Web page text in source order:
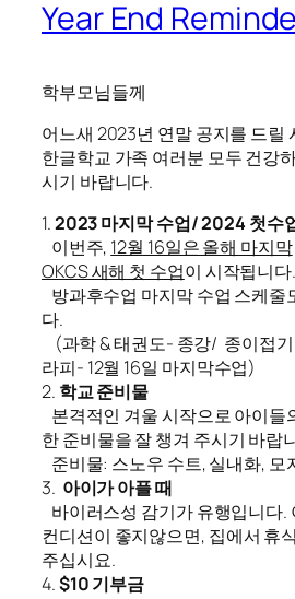
Year End
학부모님들께
어느새 2023년 연말 공지를 드릴
한글학교 가족 여러분 모두 건강
시기 바랍니다.
1.2023 마지막 수업/ 2024 첫수
이번주, 12월 16일은 올해 마지막
OKCS 새해 첫 수업이 시작됩니다.
방과후수업 마지막 수업 스케줄
다.
(과학 & 태권도- 종강/ 종이접
라피- 12월 16일 마지막수업)
2. 학교 준비물
본격적인 겨울 시작으로 아이들
한 준비물을 잘 챙겨 주시기 바랍
준비물: 스노우 수트, 실내화, 모
3. 아이가 아플 때
바이러스성 감기가 유행입니다.
컨디션이 좋지않으면, 집에서 휴
주십시요.
4.$10 기부금